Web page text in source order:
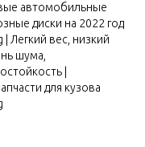
автомобильные
диски на 2022 год
| Легкий вес, низкий
шума,
|
для кузова